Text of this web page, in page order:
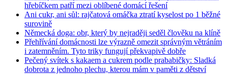
hřebíčkem patří mezi oblíbené domácí řešení
Ani cukr, ani sůl: rajčatová omáčka ztratí kyselost po 1 běžné
surovině
Německá doga: obr, který by nejraději seděl člověku na klíně
Přehřívání domácnosti lze výrazně omezit správným větráním
i zatemněním. Tyto triky fungují překvapivě dobře
Pečený svítek s kakaem a cukrem podle prababičky: Sladká
dobrota z jednoho plechu, kterou mám v paměti z dětství